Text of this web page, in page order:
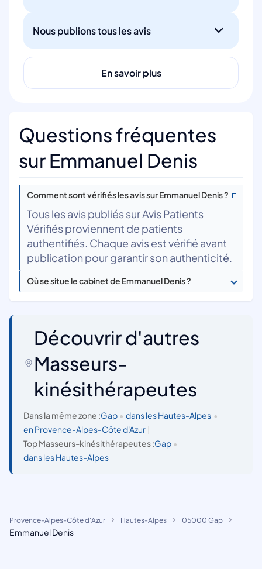
Nous publions tous les avis
En savoir plus
Questions fréquentes
sur Emmanuel Denis
Comment sont vérifiés les avis sur Emmanuel Denis ?
Tous les avis publiés sur Avis Patients
Vérifiés proviennent de patients
authentifiés. Chaque avis est vérifié avant
publication pour garantir son authenticité.
Où se situe le cabinet de Emmanuel Denis ?
Découvrir d'autres
Masseurs-
kinésithérapeutes
Dans la même zone :Gap • dans les Hautes-Alpes •
en Provence-Alpes-Côte d'Azur
Top Masseurs-kinésithérapeutes :Gap •
dans les Hautes-Alpes
Provence-Alpes-Côte d'Azur Hautes-Alpes 05000 Gap
Emmanuel Denis